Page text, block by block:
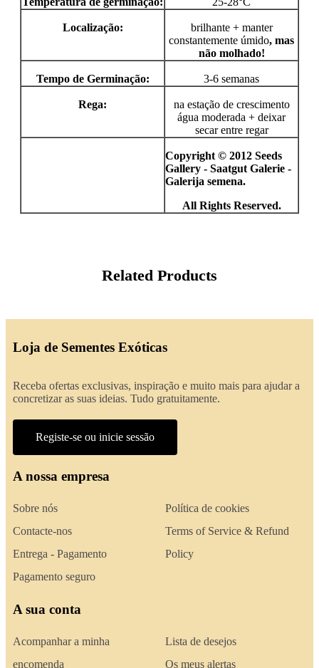
Localização:
brilhante + manter
constantemente úmido, mas
não molhado!
Tempo de Germinação: 3-6 semanas
Rega:
na estação de crescimento
água moderada + deixar
secar entre regar
Copyright © 2012 Seeds
Gallery - Saatgut Galerie -
Galerija semena.
All Rights Reserved.
Related Products
Loja de Sementes Exóticas
Receba ofertas exclusivas, inspiração e muito mais para ajudar a
concretizar as suas ideias. Tudo gratuitamente.
Registe-se ou inicie sessão
A nossa empresa
Sobre nós
Contacte-nos
Entrega - Pagamento
Pagamento seguro
Política de cookies
Terms of Service & Refund
Policy
A sua conta
Acompanhar a minha
encomenda
Lista de desejos
Os meus alertas